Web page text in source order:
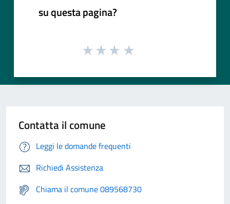
su questa pagina?
Contatta il comune
Leggi le domande frequenti
Richiedi Assistenza
Chiama il comune 089568730